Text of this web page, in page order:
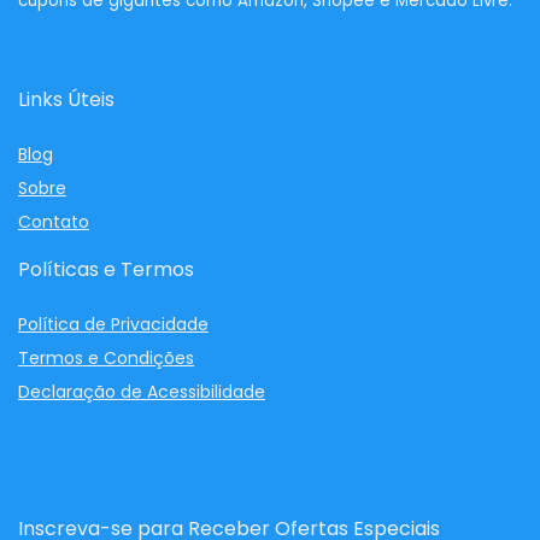
Links Úteis
Blog
Sobre
Contato
Políticas e Termos
Política de Privacidade
Termos e Condições
Declaração de Acessibilidade
Inscreva-se para Receber Ofertas Especiais